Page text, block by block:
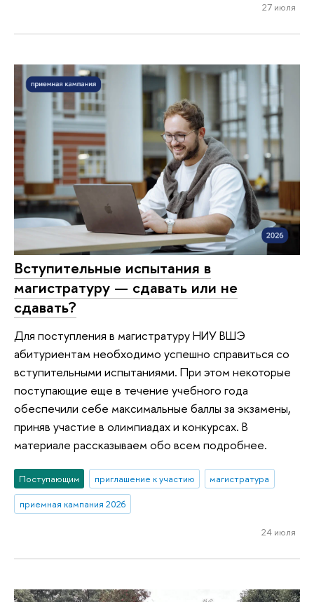
27 июля
Вступительные испытания в
магистратуру — сдавать или не
сдавать?
Для поступления в магистратуру НИУ ВШЭ
абитуриентам необходимо успешно справиться со
вступительными испытаниями. При этом некоторые
поступающие еще в течение учебного года
обеспечили себе максимальные баллы за экзамены,
приняв участие в олимпиадах и конкурсах. В
материале рассказываем обо всем подробнее.
Поступающим приглашение к участию
магистратура
приемная кампания 2026
24 июля